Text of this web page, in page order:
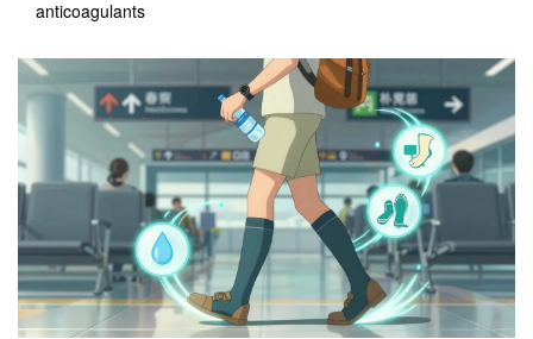
anticoagulants